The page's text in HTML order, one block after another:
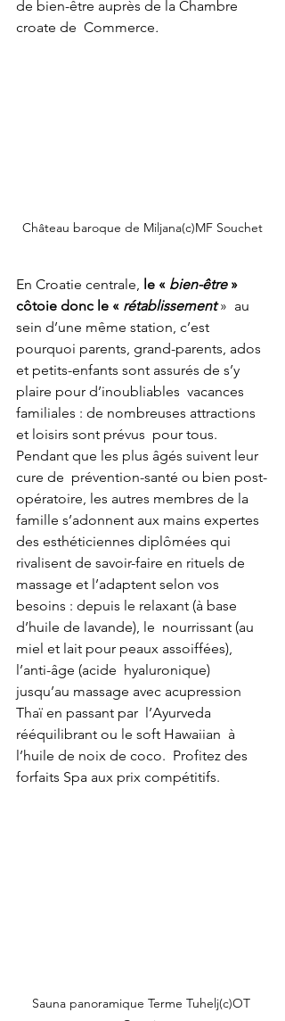
de bien-être auprès de la Chambre
croate de  Commerce.
Château baroque de Miljana(c)MF Souchet
En Croatie centrale, le « bien-être »
côtoie donc le « rétablissement »  au
sein d’une même station, c’est
pourquoi parents, grand-parents, ados
et petits-enfants sont assurés de s’y
plaire pour d’inoubliables  vacances
familiales : de nombreuses attractions
et loisirs sont prévus  pour tous.
Pendant que les plus âgés suivent leur
cure de  prévention-santé ou bien post-
opératoire, les autres membres de la
famille s’adonnent aux mains expertes
des esthéticiennes diplômées qui
rivalisent de savoir-faire en rituels de
massage et l’adaptent selon vos
besoins : depuis le relaxant (à base
d’huile de lavande), le  nourrissant (au
miel et lait pour peaux assoiffées),
l’anti-âge (acide  hyaluronique)
jusqu’au massage avec acupression
Thaï en passant par  l’Ayurveda
rééquilibrant ou le soft Hawaiian  à
l’huile de noix de coco.  Profitez des
forfaits Spa aux prix compétitifs.
Sauna panoramique Terme Tuhelj(c)OT